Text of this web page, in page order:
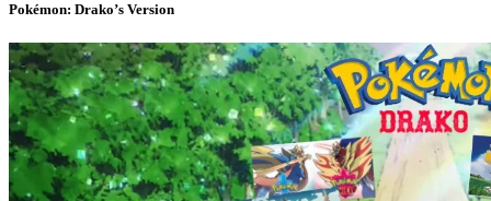
Pokémon: Drako’s Version